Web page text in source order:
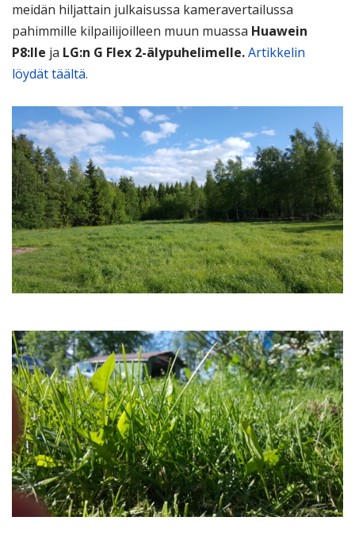
meidän hiljattain julkaisussa kameravertailussa
pahimmille kilpailijoilleen muun muassa Huawein
P8:lle ja LG:n G Flex 2-älypuhelimelle.Artikkelin
löydät täältä.